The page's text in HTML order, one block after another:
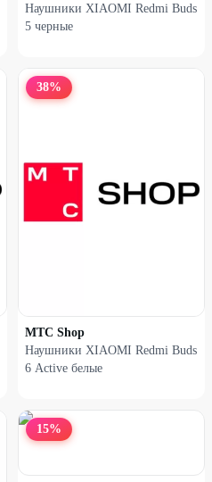
Наушники XIAOMI Redmi Buds
5 черные
38%
МТС Shop
Наушники XIAOMI Redmi Buds
6 Active белые
15%